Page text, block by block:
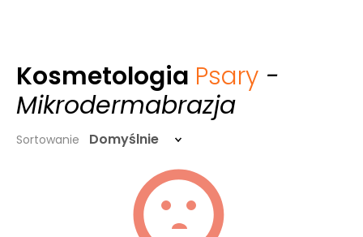
Kosmetologia Psary -
Mikrodermabrazja
Sortowanie Domyślnie